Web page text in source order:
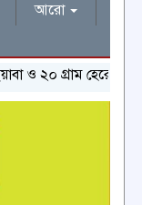
আরো
হেরোইনসহ একজন